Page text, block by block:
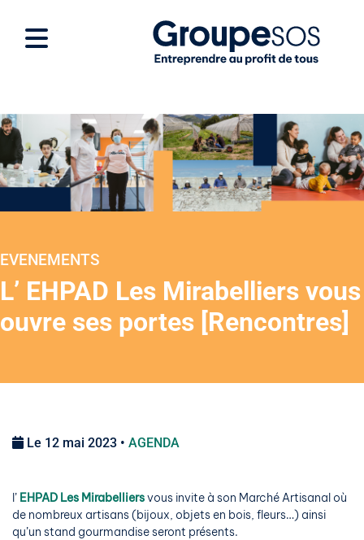
EVENEMENTS
L’ EHPAD Les Mirabelliers vous
ouvre ses portes [Rencontres]
Le 12 mai 2023 • AGENDA
l’ EHPAD Les Mirabelliersvous invite à son Marché Artisanal où
de nombreux artisans (bijoux, objets en bois, fleurs…) ainsi
qu’un stand gourmandise seront présents.